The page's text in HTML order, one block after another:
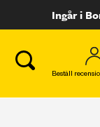
Ingår i
Beställ